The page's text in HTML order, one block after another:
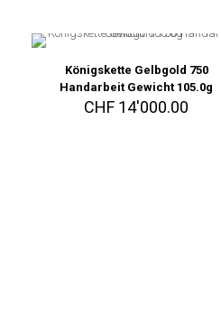
Königskette Gelbgold 750
Handarbeit Gewicht 105.0g
CHF 14'000.00